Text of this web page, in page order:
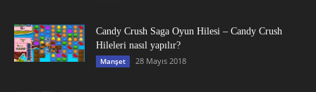
Candy Crush Saga Oyun Hilesi – Candy Crush
Hileleri nasıl yapılır?
Manşet 28 Mayıs 2018